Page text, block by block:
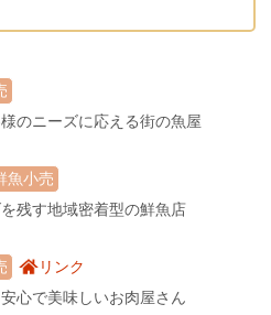
のニーズに応える街の魚屋
魚小売
残す地域密着型の鮮魚店
リンク
心で美味しいお肉屋さん